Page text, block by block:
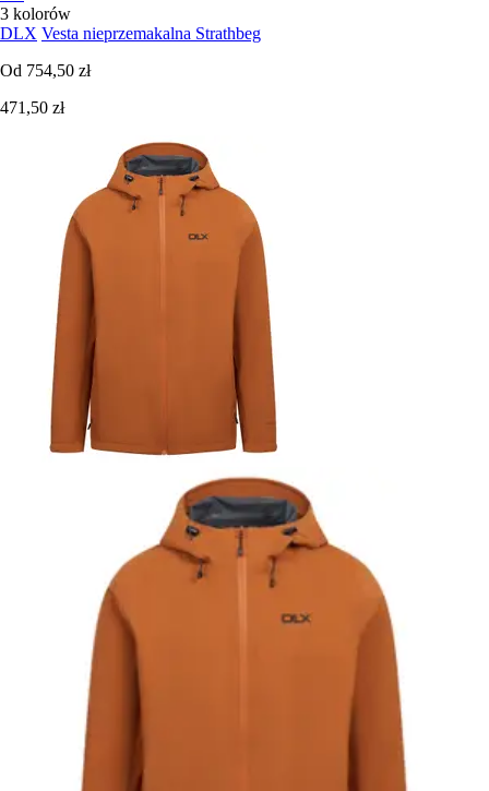
3 kolorów
DLX Vesta nieprzemakalna Strathbeg
Od 754,50 zł
471,50 zł